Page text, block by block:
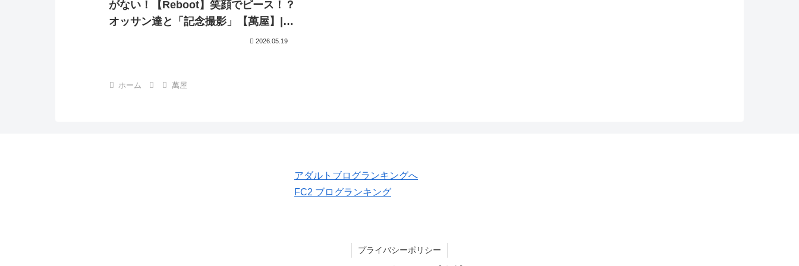
がない！【Reboot】笑顔でピース！？
オッサン達と「記念撮影」【萬屋】|
2026.05.19
ホーム 萬屋
アダルトブログランキングへ
FC2 ブログランキング
プライバシーポリシー